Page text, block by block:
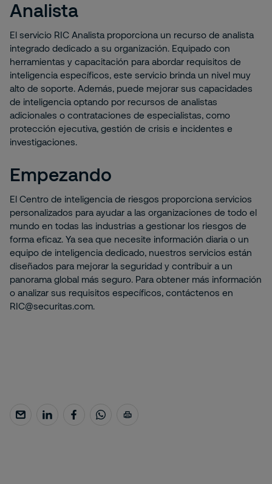
Analista
El servicio RIC Analista proporciona un recurso de analista
integrado dedicado a su organización. Equipado con
herramientas y capacitación para abordar requisitos de
inteligencia específicos, este servicio brinda un nivel muy
alto de soporte. Además, puede mejorar sus capacidades
de inteligencia optando por recursos de analistas
adicionales o contrataciones de especialistas, como
protección ejecutiva, gestión de crisis e incidentes e
investigaciones.
Empezando
El Centro de inteligencia de riesgos proporciona servicios
personalizados para ayudar a las organizaciones de todo el
mundo en todas las industrias a gestionar los riesgos de
forma eficaz. Ya sea que necesite información diaria o un
equipo de inteligencia dedicado, nuestros servicios están
diseñados para mejorar la seguridad y contribuir a un
panorama global más seguro. Para obtener más información
o analizar sus requisitos específicos, contáctenos en
RIC@securitas.com.